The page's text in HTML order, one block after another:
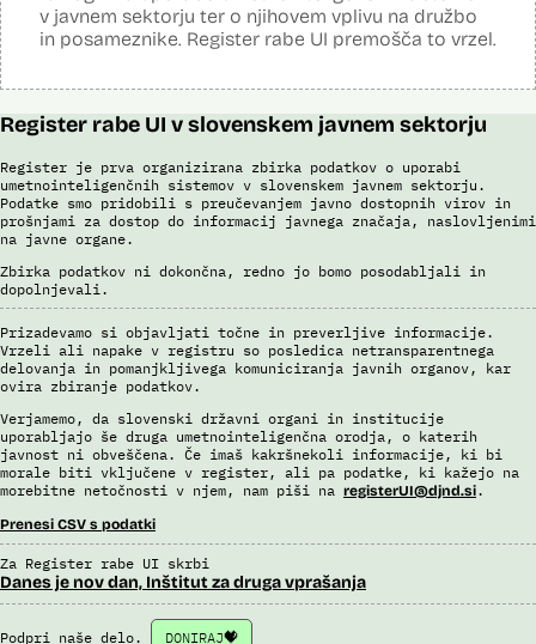
v javnem sektorju ter o njihovem vplivu na družbo
in posameznike. Register rabe UI premošča to vrzel.
Register rabe UI v slovenskem javnem sektorju
Register je prva organizirana zbirka podatkov o uporabi
umetnointeligenčnih sistemov v slovenskem javnem sektorju.
Podatke smo pridobili s preučevanjem javno dostopnih virov in
prošnjami za dostop do informacij javnega značaja, naslovljenimi
na javne organe.
Zbirka podatkov ni dokončna, redno jo bomo posodabljali in
dopolnjevali.
Prizadevamo si objavljati točne in preverljive informacije.
Vrzeli ali napake v registru so posledica netransparentnega
delovanja in pomanjkljivega komuniciranja javnih organov, kar
ovira zbiranje podatkov.
Verjamemo, da slovenski državni organi in institucije
uporabljajo še druga umetnointeligenčna orodja, o katerih
javnost ni obveščena. Če imaš kakršnekoli informacije, ki bi
morale biti vključene v register, ali pa podatke, ki kažejo na
morebitne netočnosti v njem, nam piši na registerUI@djnd.si.
Prenesi CSV s podatki
Za Register rabe UI skrbi
Danes je nov dan, Inštitut za druga vprašanja
Podpri naše delo. DONIRAJ